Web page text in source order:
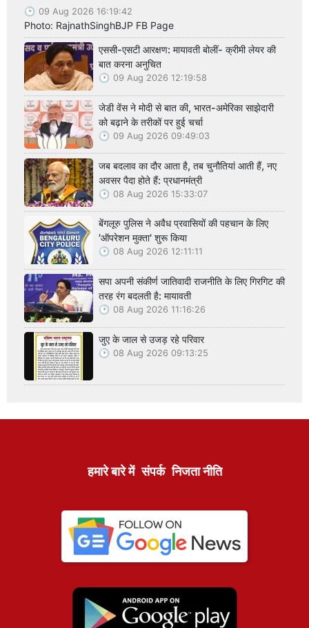
09 Aug 2026 16:19:42
Photo: RajnathSinghBJP FB Page
एससी-एसटी आरक्षण: मायावती बोलीं- क्रीमी लेयर की
बात करना अनुचित
09 Aug 2026 12:19:58
जेडी वेंस ने मोदी से बात की, भारत-अमेरिका साझेदारी
को बढ़ाने के तरीकों पर हुई चर्चा
09 Aug 2026 09:49:03
जब बदलाव का दौर आता है, तब चुनौतियां आती हैं, नए
अवसर पैदा होते हैं: प्रधानमंत्री
08 Aug 2026 15:33:07
बेंगलूरु पुलिस ने अवैध प्रवासियों की पहचान के लिए
'ऑपरेशन मुक्ता' शुरू किया
08 Aug 2026 12:11:11
सपा अपनी संकीर्ण जातिवादी राजनीति के लिए गिरगिट की
तरह रंग बदलती है: मायावती
08 Aug 2026 11:16:26
जुए के जाल से उजड़ रहे परिवार
08 Aug 2026 09:13:25
हमारे बारे में संपर्क निजता नीति